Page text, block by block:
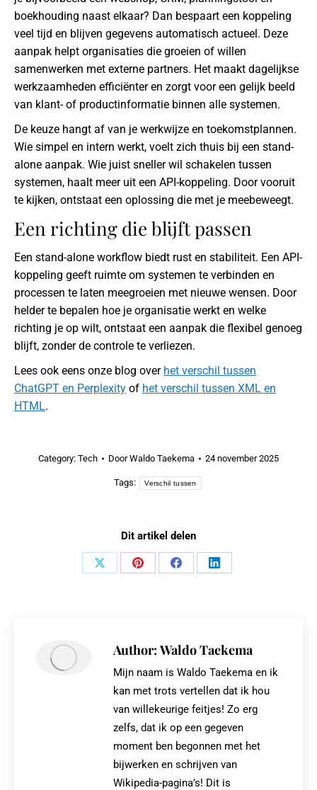
boekhouding naast elkaar? Dan bespaart een koppeling
veel tijd en blijven gegevens automatisch actueel. Deze
aanpak helpt organisaties die groeien of willen
samenwerken met externe partners. Het maakt dagelijkse
werkzaamheden efficiënter en zorgt voor een gelijk beeld
van klant- of productinformatie binnen alle systemen.
De keuze hangt af van je werkwijze en toekomstplannen.
Wie simpel en intern werkt, voelt zich thuis bij een stand-
alone aanpak. Wie juist sneller wil schakelen tussen
systemen, haalt meer uit een API-koppeling. Door vooruit
te kijken, ontstaat een oplossing die met je meebeweegt.
Een richting die blijft passen
Een stand-alone workflow biedt rust en stabiliteit. Een API-
koppeling geeft ruimte om systemen te verbinden en
processen te laten meegroeien met nieuwe wensen. Door
helder te bepalen hoe je organisatie werkt en welke
richting je op wilt, ontstaat een aanpak die flexibel genoeg
blijft, zonder de controle te verliezen.
Lees ook eens onze blog over het verschil tussen
ChatGPT en Perplexity of het verschil tussen XML en
HTML.
Category: Tech DoorWaldo Taekema 24 november 2025
Tags: Verschil tussen
Dit artikel delen
Share
Share
Share
Share
Author: Waldo Taekema
Mijn naam is Waldo Taekema en ik
kan met trots vertellen dat ik hou
van willekeurige feitjes! Zo erg
zelfs, dat ik op een gegeven
moment ben begonnen met het
bijwerken en schrijven van
Wikipedia-pagina’s! Dit is